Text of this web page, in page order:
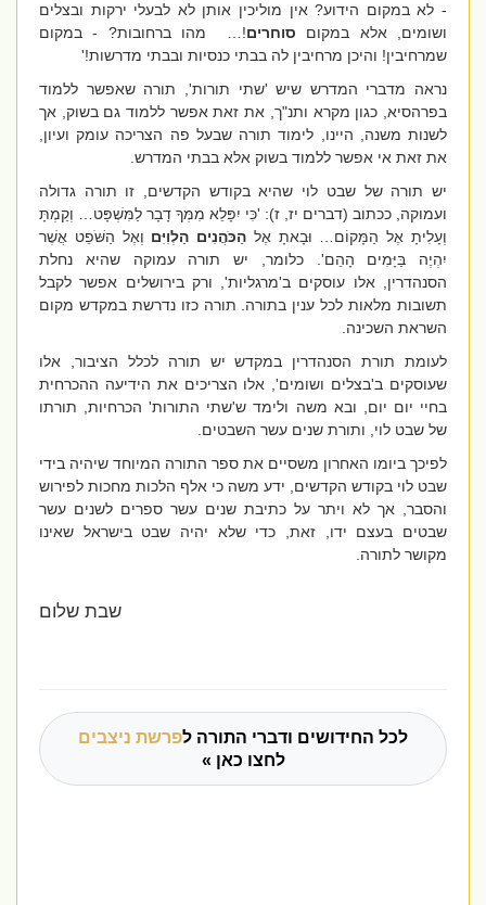
- לא במקום הידוע? אין מוליכין אותן לא לבעלי ירקות ובצלים
ושומים, אלא במקוםסוחרים!…
מהו ברחובות? - במקום
שמרחיבין! והיכן מרחיבין לה בבתי כנסיות ובבתי מדרשות!'
נראה מדברי המדרש שיש 'שתי תורות', תורה שאפשר ללמוד
בפרהסיא, כגון מקרא ותנ"ך, את זאת אפשר ללמוד גם בשוק, אך
לשנות משנה, היינו, לימוד תורה שבעל פה הצריכה עומק ועיון,
את זאת אי אפשר ללמוד בשוק אלא בבתי המדרש.
יש תורה של שבט לוי שהיא בקודש הקדשים, זו תורה גדולה
ועמוקה, ככתוב (דברים יז, ז): 'כִּי יִפָּלֵא מִמְּךָ דָבָר לַמִּשְׁפָּט… וְקַמְתָּ
וְעָלִיתָ אֶל הַמָּקוֹם… וּבָאתָ אֶלהַכֹּהֲנִים הַלְוִיִּםוְאֶל הַשֹּׁפֵט אֲשֶׁר
יִהְיֶה בַּיָּמִים הָהֵם'. כלומר, יש תורה עמוקה שהיא נחלת
הסנהדרין, אלו עוסקים ב'מרגליות', ורק בירושלים אפשר לקבל
תשובות מלאות לכל ענין בתורה. תורה כזו נדרשת במקדש מקום
השראת השכינה.
לעומת תורת הסנהדרין במקדש יש תורה לכלל הציבור, אלו
שעוסקים ב'בצלים ושומים', אלו הצריכים את הידיעה ההכרחית
בחיי יום יום, ובא משה ולימד ש'שתי התורות' הכרחיות, תורתו
של שבט לוי, ותורת שנים עשר השבטים.
לפיכך ביומו האחרון משסיים את ספר התורה המיוחד שיהיה בידי
שבט לוי בקודש הקדשים, ידע משה כי אלף הלכות מחכות לפירוש
והסבר, אך לא ויתר על כתיבת שנים עשר ספרים לשנים עשר
שבטים בעצם ידו, זאת, כדי שלא יהיה שבט בישראל שאינו
מקושר לתורה.
שבת שלום
לכל החידושים ודברי התורה לפרשת ניצבים
לחצו כאן »